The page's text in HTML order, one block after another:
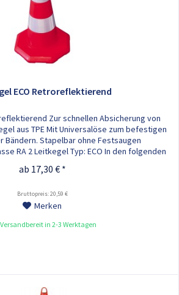
ECO Retroreflektierend
Zur schnellen Absicherung von
aus TPE Mit Universalöse zum befestigen
Bändern. Stapelbar ohne Festsaugen
RA 2 Leitkegel Typ: ECO In den folgenden
ab 17,30 € *
Bruttopreis: 20,59 €
Merken
Versandbereit in 2-3 Werktagen